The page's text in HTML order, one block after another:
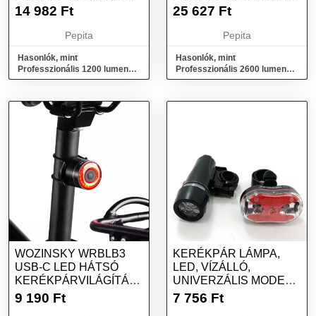
3 BEÉPÍTETT LED,...
14 982 Ft
Pepita
Hasonlók, mint
Professzionális 1200 lumenes
fényszóró készlet, 3 beépített
BEÉPÍTETT LED, VÍZÁ...
25 627 Ft
Pepita
Hasonlók, mint
Professzionális 2600 lumen
fényszóró szett, 5 beépített
WOZINSKY WRBLB3
USB-C LED HÁTSÓ
KERÉKPÁRVILÁGÍTÁS
PIROS FÉNY STOP...
9 190 Ft
KERÉKPÁR LÁMPA,
LED, VÍZÁLLÓ,
UNIVERZÁLIS MODELL
5 LED ELŐL 9 LED...
7 756 Ft